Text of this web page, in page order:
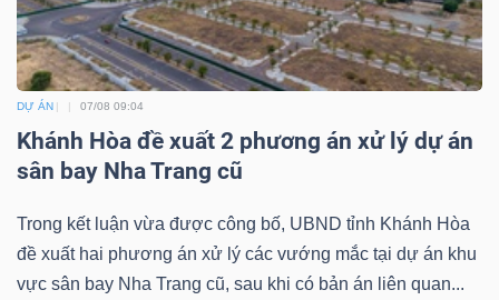
DỰ ÁN 07/08 09:04
Khánh Hòa đề xuất 2 phương án xử lý dự án
sân bay Nha Trang cũ
Trong kết luận vừa được công bố, UBND tỉnh Khánh Hòa
đề xuất hai phương án xử lý các vướng mắc tại dự án khu
vực sân bay Nha Trang cũ, sau khi có bản án liên quan...
CHÍNH
CÔNG
NGHỆ